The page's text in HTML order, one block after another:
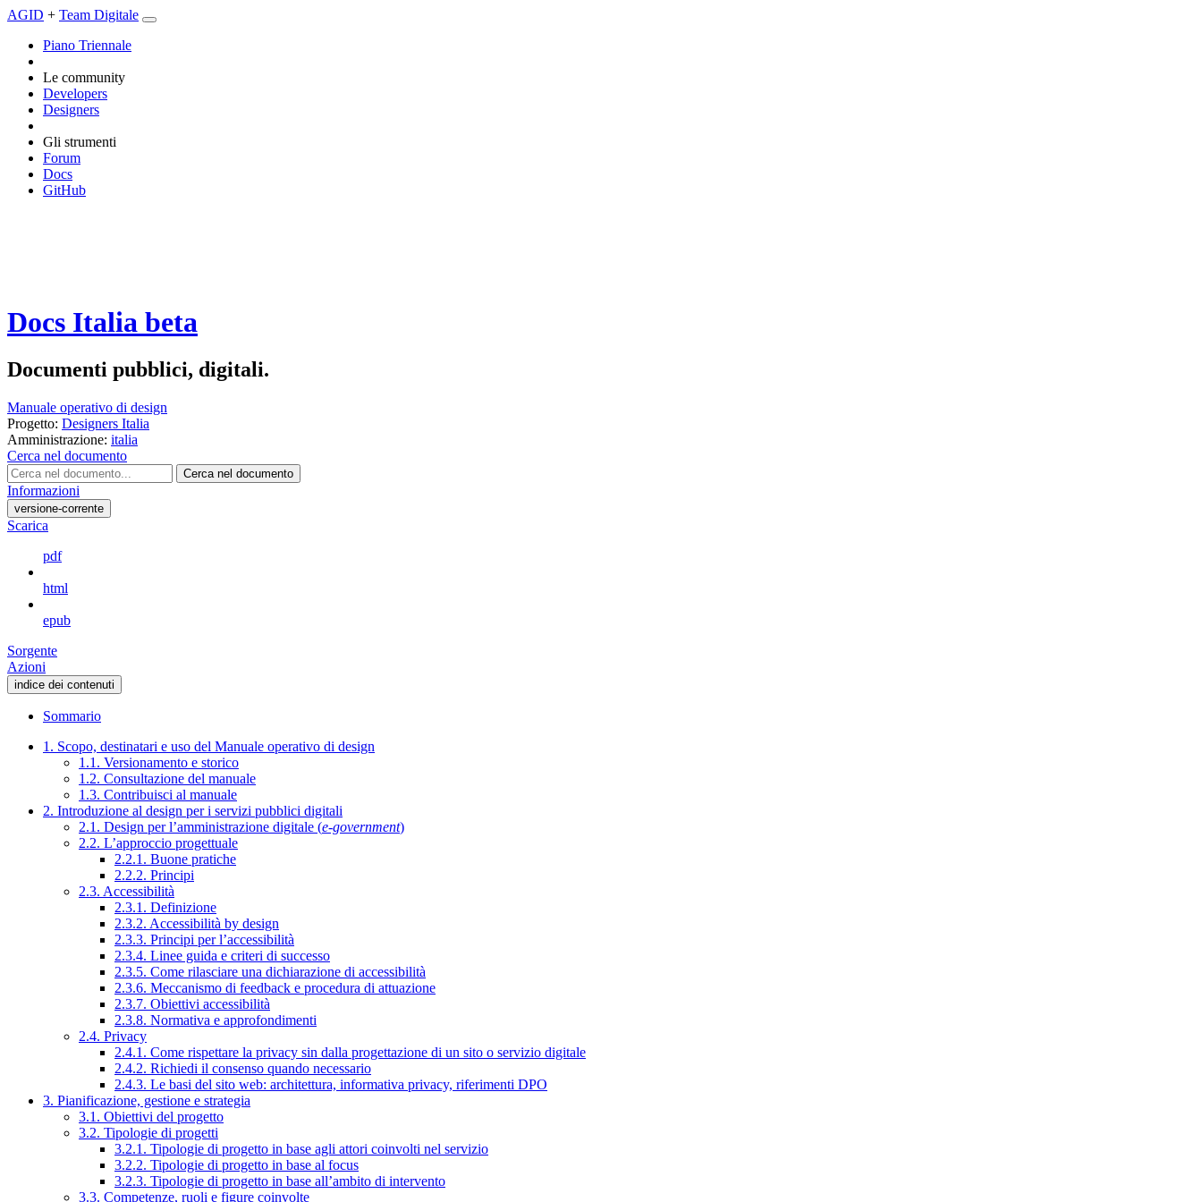
AGID + Team Digitale
Piano Triennale
Le community
Developers
Designers
Gli strumenti
Forum
Docs
GitHub
Docs Italia beta
Documenti pubblici, digitali.
Manuale operativo di design
Progetto: Designers Italia
Amministrazione: italia
Cerca nel documento
Cerca nel documento
Informazioni
versione-corrente
Scarica
pdf
html
epub
Sorgente
Azioni
indice dei contenuti
Sommario
1. Scopo, destinatari e uso del Manuale operativo di design
1.1. Versionamento e storico
1.2. Consultazione del manuale
1.3. Contribuisci al manuale
2. Introduzione al design per i servizi pubblici digitali
2.1. Design per l’amministrazione digitale (e-government)
2.2. L’approccio progettuale
2.2.1. Buone pratiche
2.2.2. Principi
2.3. Accessibilità
2.3.1. Definizione
2.3.2. Accessibilità by design
2.3.3. Principi per l’accessibilità
2.3.4. Linee guida e criteri di successo
2.3.5. Come rilasciare una dichiarazione di accessibilità
2.3.6. Meccanismo di feedback e procedura di attuazione
2.3.7. Obiettivi accessibilità
2.3.8. Normativa e approfondimenti
2.4. Privacy
2.4.1. Come rispettare la privacy sin dalla progettazione di un sito o servizio digitale
2.4.2. Richiedi il consenso quando necessario
2.4.3. Le basi del sito web: architettura, informativa privacy, riferimenti DPO
3. Pianificazione, gestione e strategia
3.1. Obiettivi del progetto
3.2. Tipologie di progetti
3.2.1. Tipologie di progetto in base agli attori coinvolti nel servizio
3.2.2. Tipologie di progetto in base al focus
3.2.3. Tipologie di progetto in base all’ambito di intervento
3.3. Competenze, ruoli e figure coinvolte